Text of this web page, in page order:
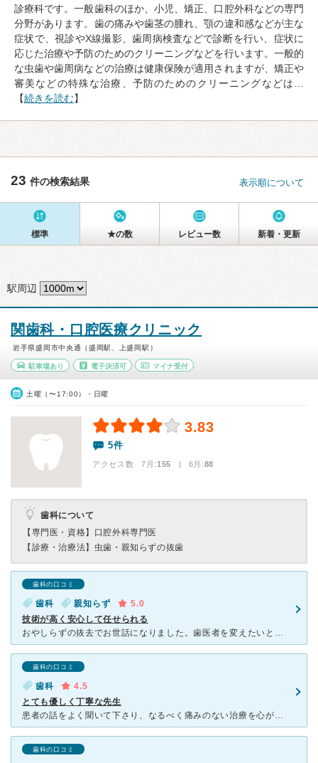
診療科です。一般歯科のほか、小児、矯正、口腔外科などの専門
分野があります。歯の痛みや歯茎の腫れ、顎の違和感などが主な
症状で、視診やX線撮影、歯周病検査などで診断を行い、症状に
応じた治療や予防のためのクリーニングなどを行います。一般的
な虫歯や歯周病などの治療は健康保険が適用されますが、矯正や
審美などの特殊な治療、予防のためのクリーニングなどは…
【続きを読む】
23 件の検索結果 表示順について
標準 ★の数 レビュー数 新着・更新
駅周辺
関歯科・口腔医療クリニック
岩手県盛岡市中央通（盛岡駅、上盛岡駅）
駐車場あり 電子決済可 マイナ受付
土曜（〜17:00）・日曜
3.83
5件
アクセス数 7月:155 | 6月:88
歯科について
【専門医・資格】 口腔外科専門医
【診療・治療法】 虫歯・親知らずの抜歯
歯科の口コミ
歯科 親知らず
5.0
技術が高く安心して任せられる
おやしらずの抜去でお世話になりました。歯医者を変えたいと思い、口コミを参考にこちらに行き着きました。抜くのがとても上手です。短時間で終わりました。人にもよるのかもしれませんが、抜去後も腫れること無かっ
歯科の口コミ
歯科
4.5
とても優しく丁寧な先生
患者の話をよく聞いて下さり、なるべく痛みのない治療を心がけて下さります。 そして、すべての虫歯を根こそぎとるというよりはなるべく歯を残してという治療をなさいます。 先生の人の良さを感じるため安心し
歯科の口コミ